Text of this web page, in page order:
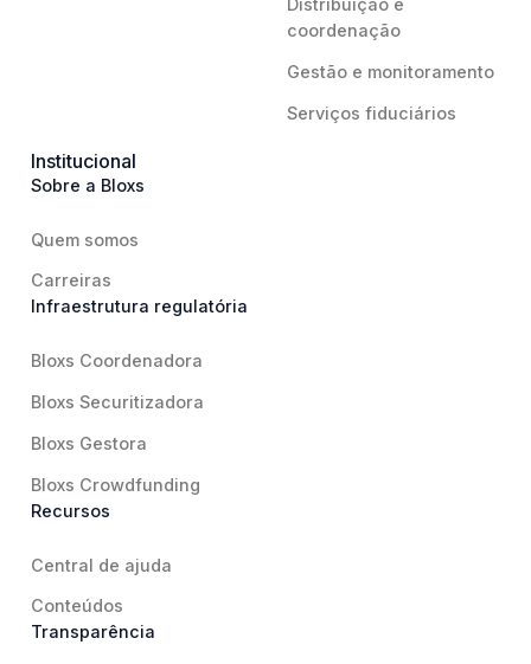
Distribuição e
coordenação
Gestão e monitoramento
Serviços fiduciários
Institucional
Sobre a Bloxs
Quem somos
Carreiras
Infraestrutura regulatória
Bloxs Coordenadora
Bloxs Securitizadora
Bloxs Gestora
Bloxs Crowdfunding
Recursos
Central de ajuda
Conteúdos
Transparência